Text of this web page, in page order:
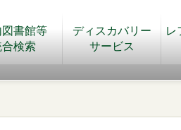
書館等
検索
ディスカバリー
サービス
レ